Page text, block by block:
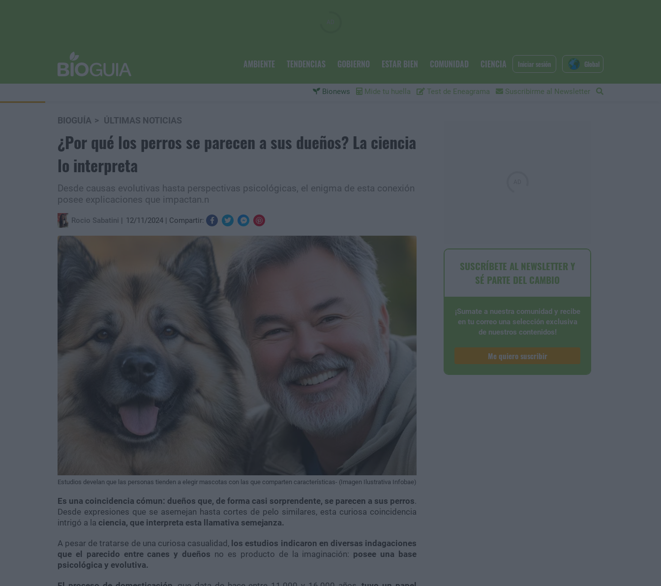
AMBIENTE TENDENCIAS GOBIERNO ESTAR BIEN COMUNIDAD CIENCIA
Bionews Mide tu huella Test de Eneagrama Suscribirme al Newsletter
Iniciar sesión Global
BIOGUÍA ÚLTIMAS NOTICIAS
¿Por qué los perros se parecen a sus dueños? La ciencia
lo interpreta
Desde causas evolutivas hasta perspectivas psicológicas, el enigma de esta conexión
posee explicaciones que impactan.n
Rocio Sabatini 12/11/2024 Compartir:
Estudios develan que las personas tienden a elegir mascotas con las que comparten características- (Imagen Ilustrativa Infobae)
Es una coincidencia cómun: dueños que, de forma casi sorprendente, se parecen a sus perros.
Desde expresiones que se asemejan hasta cortes de pelo similares, esta curiosa coincidencia
intrigó a la ciencia, que interpreta esta llamativa semejanza.
A pesar de tratarse de una curiosa casualidad, los estudios indicaron en diversas indagaciones
que el parecido entre canes y dueños no es producto de la imaginación: posee una base
psicológica y evolutiva.
SUSCRÍBETE AL NEWSLETTER Y
SÉ PARTE DEL CAMBIO
¡Sumate a nuestra comunidad y recibe
en tu correo una selección exclusiva
de nuestros contenidos!
Me quiero suscribir